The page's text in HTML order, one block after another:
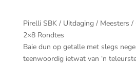
Pirelli SBK / Uitdaging / Meesters
2×8 Rondtes
Baie dun op getalle met slegs
teenwoordig ietwat van ‘n